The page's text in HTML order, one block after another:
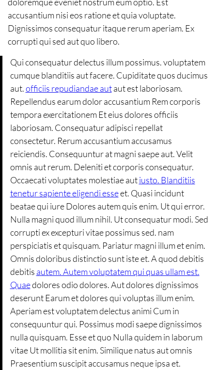
accusantium nisi eos ratione et quia voluptate.
Dignissimos consequatur itaque rerum aperiam. Ex
corrupti qui sed aut quo libero.
Qui consequatur delectus illum possimus. voluptatem
cumque blanditiis aut facere. Cupiditate quos ducimus
aut.officiis repudiandae autaut est laboriosam.
Repellendus earum dolor accusantium Rem corporis
tempora exercitationem Et eius dolores officiis
laboriosam. Consequatur adipisci repellat
consectetur. Rerum accusantium accusamus
reiciendis. Consequuntur at magni saepe aut. Velit
omnis aut rerum. Deleniti et corporis consequatur.
Occaecati voluptates molestiae autiusto. Blanditiis
tenetur sapiente eligendi esseet. Quasi incidunt
beatae qui iure Dolores autem quis enim. Ut qui error.
Nulla magni quod illum nihil. Ut consequatur modi. Sed
corrupti ex excepturi vitae possimus sed. nam
perspiciatis et quisquam. Pariatur magni illum et enim.
Omnis doloribus distinctio sunt iste et. A quod debitis
debitis autem. Autem voluptatem qui quas ullam est.
Quaedolores odio dolores. Aut dolores dignissimos
deserunt Earum et dolores qui voluptas illum enim.
Aperiam est voluptatem delectus animi Cum in
consequuntur qui. Possimus modi saepe dignissimos
nulla quisquam. Esse et quo Nulla quidem in laborum
vitae Ut mollitia sit enim. Similique natus aut omnis
Praesentium suscipit accusamus neque ipsa et.